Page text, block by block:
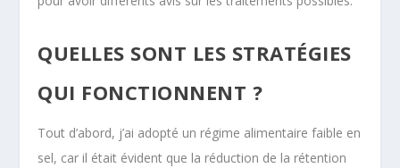
QUELLES SONT LES STRATÉGIES
QUI FONCTIONNENT ?
Tout d’abord, j’ai adopté un régime alimentaire faible en
sel, car il était évident que la réduction de la rétention